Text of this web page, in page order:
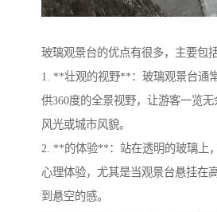
玻璃观景台的优点有很多，主要包
1. **壮观的视野**：玻璃观景台通
供360度的全景视野，让游客一览
风光或城市风貌。
2. **的体验**：站在透明的玻璃上
心理体验，尤其是当观景台悬挂在
到悬空的感。